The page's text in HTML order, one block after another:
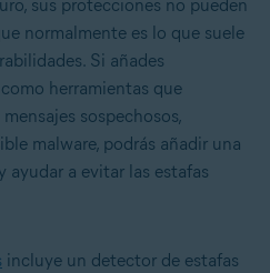
sus protecciones no pueden
normalmente es lo que suele
Si añades
herramientas que
sospechosos,
malware, podrás añadir una
ayudar a evitar las estafas
incluye un detector de estafas